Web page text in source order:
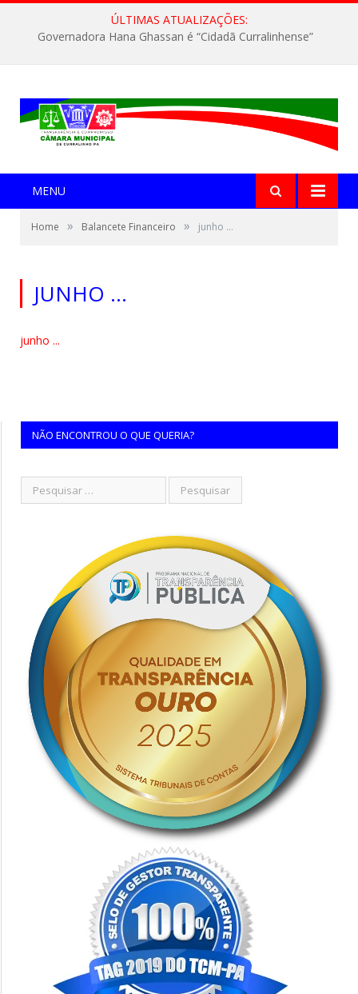
ÚLTIMAS ATUALIZAÇÕES:
Governadora Hana Ghassan é “Cidadã Curralinhense”
MENU
Home » Balancete Financeiro » junho …
JUNHO …
junho ...
NÃO ENCONTROU O QUE QUERIA?